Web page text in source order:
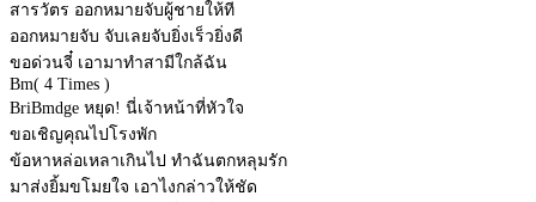
สารวัตร ออกหมายจับผู้ชายให้ที
ออกหมายจับ จับเลยจับยิ่งเร็วยิ่งดี
ขอด่วนจี๋ เอามาทำสามีใกล้ฉัน
Bm( 4 Times )
BriBmdge หยุด! นี่เจ้าหน้าที่หัวใจ
ขอเชิญคุณไปโรงพัก
ข้อหาหล่อเหลาเกินไป ทำฉันตกหลุมรัก
มาส่งยิ้มขโมยใจ เอาไงกล่าวให้ชัด